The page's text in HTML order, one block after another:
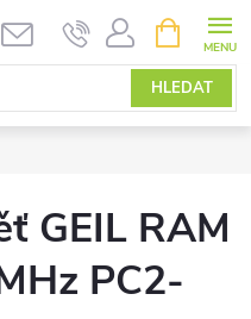
HLEDAT
NÁKUPNÍ
KOŠÍK
GEIL RAM
PC2-